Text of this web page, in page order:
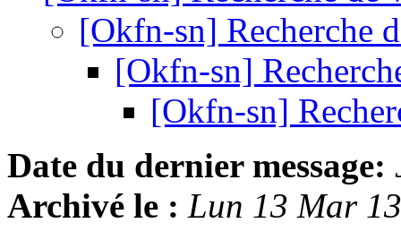
[Okfn-sn] Recherche
[Okfn-sn]
[Okfn-sn]
Date du dernier message:
Archivé le : Lun 13 Mar